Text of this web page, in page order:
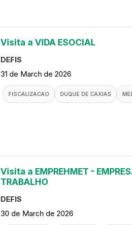
Visita a VIDA ESOCIAL
DEFIS
31 de March de 2026
FISCALIZACAO DUQUE DE CAXIAS
Visita a EMPREHMET -
TRABALHO
DEFIS
30 de March de 2026